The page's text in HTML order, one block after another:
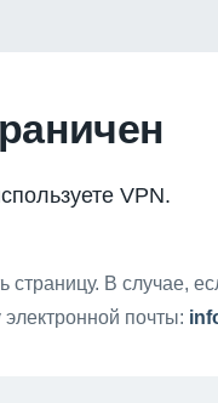
VPN.
страницу. В случае,
почты: